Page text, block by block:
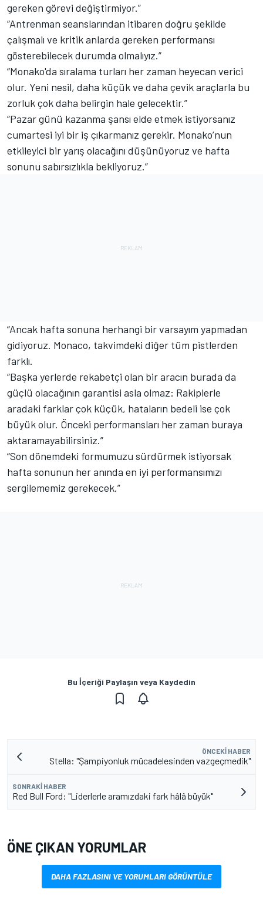
gereken görevi değiştirmiyor.”
“Antrenman seanslarından itibaren doğru şekilde
çalışmalı ve kritik anlarda gereken performansı
gösterebilecek durumda olmalıyız.”
“Monako'da sıralama turları her zaman heyecan verici
olur. Yeni nesil, daha küçük ve daha çevik araçlarla bu
zorluk çok daha belirgin hale gelecektir.”
“Pazar günü kazanma şansı elde etmek istiyorsanız
cumartesi iyi bir iş çıkarmanız gerekir. Monako’nun
etkileyici bir yarış olacağını düşünüyoruz ve hafta
sonunu sabırsızlıkla bekliyoruz.”
“Ancak hafta sonuna herhangi bir varsayım yapmadan
gidiyoruz. Monaco, takvimdeki diğer tüm pistlerden
farklı.
“Başka yerlerde rekabetçi olan bir aracın burada da
güçlü olacağının garantisi asla olmaz: Rakiplerle
aradaki farklar çok küçük, hataların bedeli ise çok
büyük olur. Önceki performansları her zaman buraya
aktaramayabilirsiniz.”
“Son dönemdeki formumuzu sürdürmek istiyorsak
hafta sonunun her anında en iyi performansımızı
sergilememiz gerekecek.”
Bu İçeriği Paylaşın veya Kaydedin
ÖNCEKI HABER
Stella: "Şampiyonluk mücadelesinden vazgeçmedik"
SONRAKI HABER
Red Bull Ford: "Liderlerle aramızdaki fark hâlâ büyük"
ÖNE ÇIKAN YORUMLAR
DAHA FAZLASINI VE YORUMLARI GÖRÜNTÜLE